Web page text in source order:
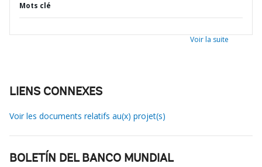
Mots clé
Voir la suite
LIENS CONNEXES
Voir les documents relatifs au(x) projet(s)
BOLETÍN DEL BANCO MUNDIAL